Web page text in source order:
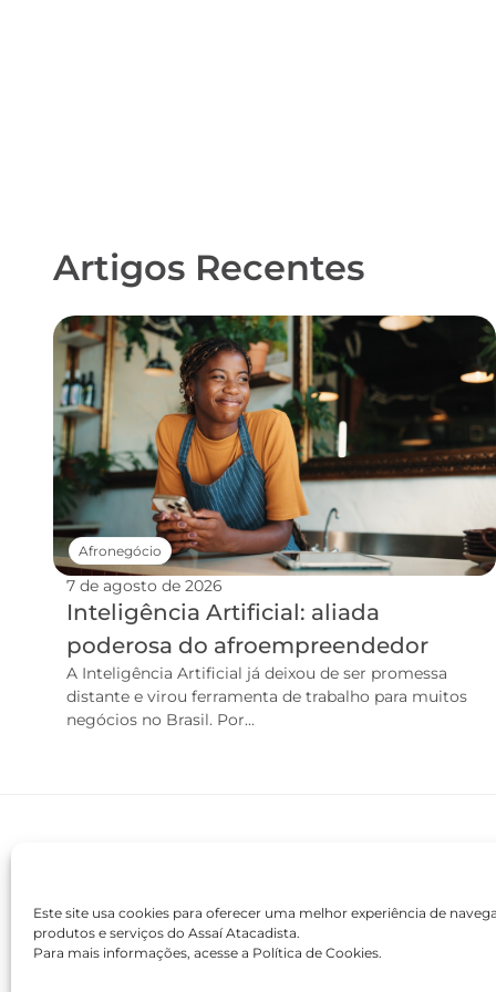
Este site usa cookies para oferecer uma melhor experiência de
produtos e serviços do Assaí Atacadista.
Para mais informações, acesse a Política de Cookies.
Artigos Recentes
7 de agosto de 2026
Inteligência Artificial: aliada
poderosa do afroempreendedor
A Inteligência Artificial já deixou de ser promessa
distante e virou ferramenta de trabalho para muitos
negócios no Brasil. Por...
Afronegócio
contato@academiaassai.com.br